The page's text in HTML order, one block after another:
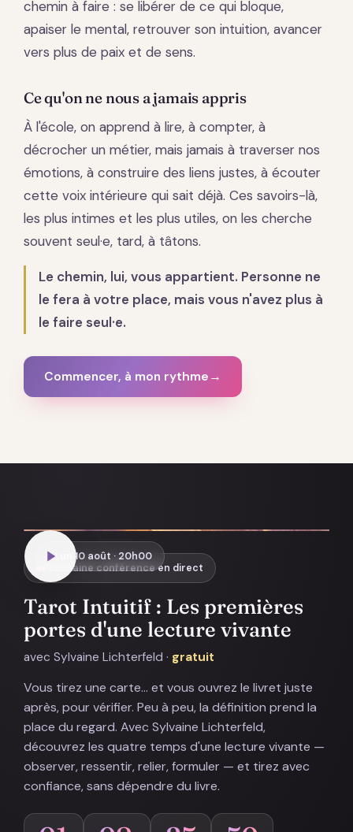
chemin à faire : se libérer de ce qui bloque,
apaiser le mental, retrouver son intuition, avancer
vers plus de paix et de sens.
Ce qu'on ne nous a jamais appris
À l'école, on apprend à lire, à compter, à
décrocher un métier, mais jamais à traverser nos
émotions, à construire des liens justes, à écouter
cette voix intérieure qui sait déjà. Ces savoirs-là,
les plus intimes et les plus utiles, on les cherche
souvent seul·e, tard, à tâtons.
Le chemin, lui, vous appartient. Personne ne
le fera à votre place, mais vous n'avez plus à
le faire seul·e.
Commencer, à mon rythme →
Prochaine conférence en direct
Tarot Intuitif : Les premières
portes d'une lecture vivante
avec Sylvaine Lichterfeld · gratuit
Vous tirez une carte… et vous ouvrez le livret juste
après, pour vérifier. Peu à peu, la définition prend la
place du regard. Avec Sylvaine Lichterfeld,
découvrez les quatre temps d'une lecture vivante —
observer, ressentir, relier, formuler — et tirez avec
confiance, sans dépendre du livre.
Lun 10 août · 20h00